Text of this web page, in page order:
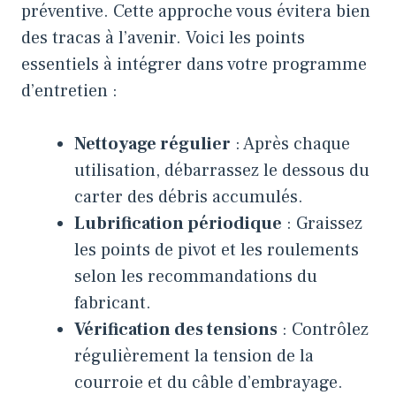
préventive. Cette approche vous évitera bien
des tracas à l’avenir. Voici les points
essentiels à intégrer dans votre programme
d’entretien :
Nettoyage régulier : Après chaque
utilisation, débarrassez le dessous du
carter des débris accumulés.
Lubrification périodique : Graissez
les points de pivot et les roulements
selon les recommandations du
fabricant.
Vérification des tensions : Contrôlez
régulièrement la tension de la
courroie et du câble d’embrayage.